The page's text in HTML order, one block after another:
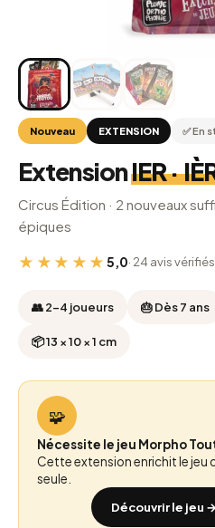
Nouveau EXTENSION ✅ En
ExtensionIER ·
Circus Édition · 2 nouveaux
épiques
★★★★★ 5,0· 24 avis vérifiés
👥 2-4 joueurs 🎂 Dès 7 ans
📦 13 × 10 × 1 cm
🧩
Nécessite le jeu Morpho
Cette extension enrichit le jeu
seule.
Découvrir le jeu →